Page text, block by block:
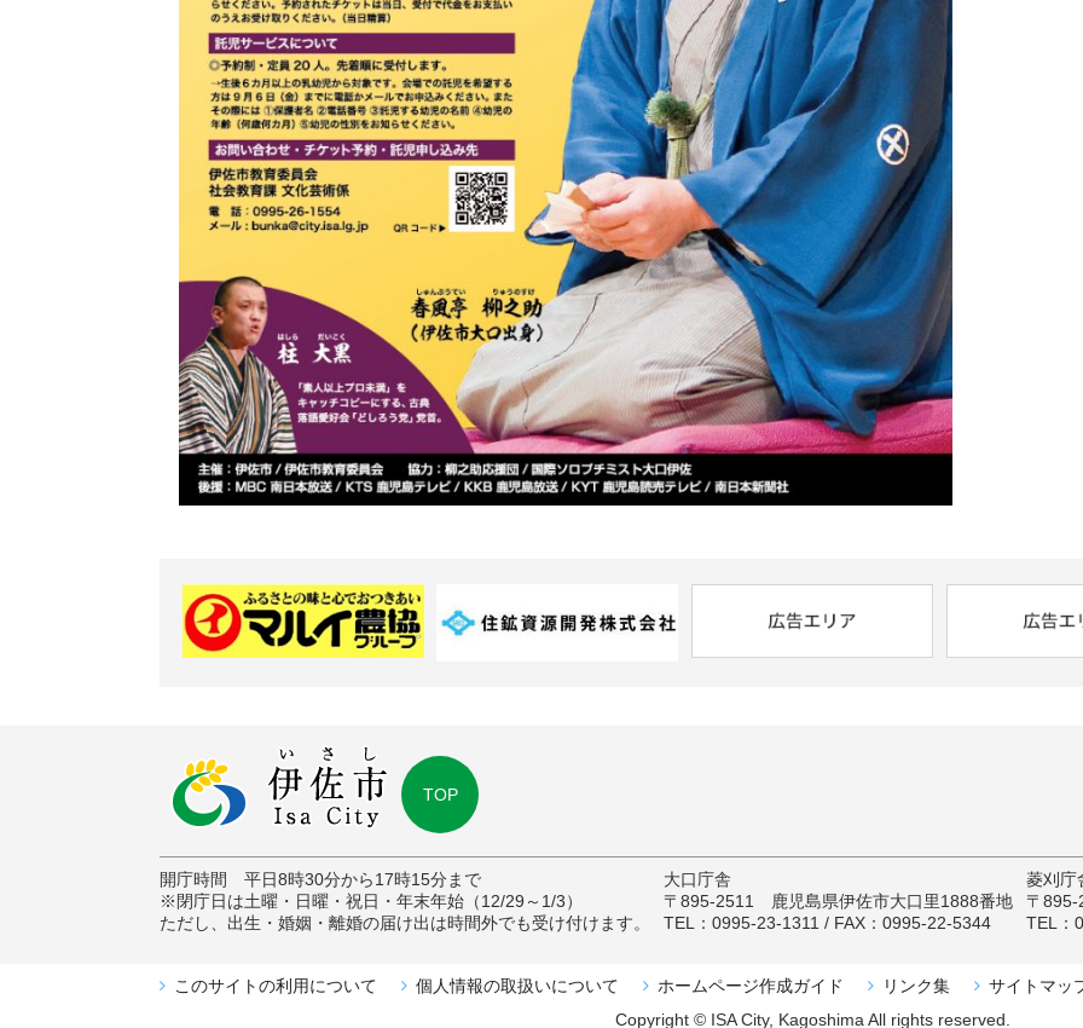
TOP
開庁時間 平日8時30分から17時15分まで
※閉庁日は土曜・日曜・祝日・年末年始（12/29～1/3）
ただし、出生・婚姻・離婚の届け出は時間外でも受け付けます。
大口庁舎
〒895-2511 鹿児島県伊佐市大口里1888番地
TEL：0995-23-1311 / FAX：0995-22-5344
菱刈庁
〒
TEL：
このサイトの利用について 個人情報の取扱いについて ホームページ作成ガイド リンク集
サイトマッ
Copyright © ISA City, Kagoshima All rights reserved.